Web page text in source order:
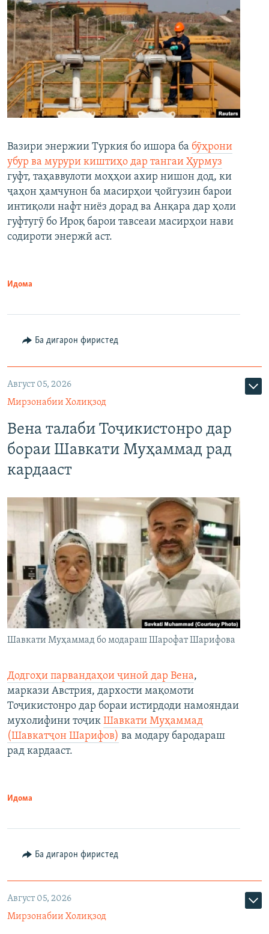
Вазири энержии Туркия бо ишора ба бӯҳрони
убур ва мурури киштиҳо дар тангаи Ҳурмуз
гуфт, таҳаввулоти моҳҳои ахир нишон дод, ки
ҷаҳон ҳамчунон ба масирҳои ҷойгузин барои
интиқоли нафт ниёз дорад ва Анқара дар ҳоли
гуфтугӯ бо Ироқ барои тавсеаи масирҳои нави
содироти энержӣ аст.
Идома
Ба дигарон фиристед
Август 05, 2026
Мирзонабии Холиқзод
Вена талаби Тоҷикистонро дар
бораи Шавкати Муҳаммад рад
кардааст
Шавкати Муҳаммад бо модараш Шарофат Шарифова
Додгоҳи парвандаҳои ҷиноӣ дар Вена,
маркази Австрия, дархости мақомоти
Тоҷикистонро дар бораи истирдоди намояндаи
мухолифини тоҷик Шавкати Муҳаммад
(Шавкатҷон Шарифов) ва модару бародараш
рад кардааст.
Идома
Ба дигарон фиристед
Август 05, 2026
Мирзонабии Холиқзод